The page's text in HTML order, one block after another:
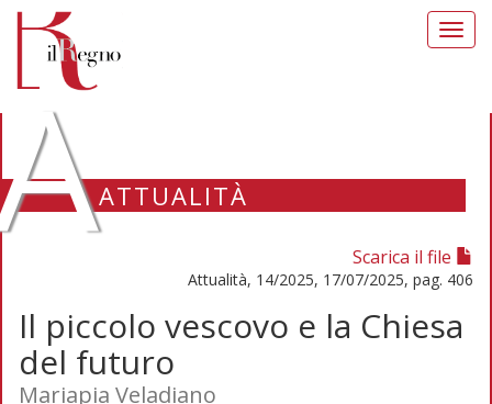
ATTUALITÀ
Scarica il file
Attualità, 14/2025, 17/07/2025, pag. 406
Il piccolo vescovo e la Chiesa
del futuro
Mariapia Veladiano